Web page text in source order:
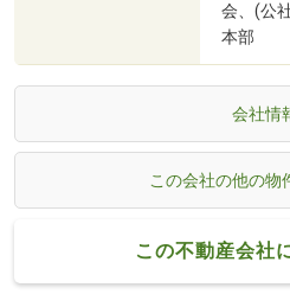
会、(公
本部
会社情
この会社の他の物
この不動産会社